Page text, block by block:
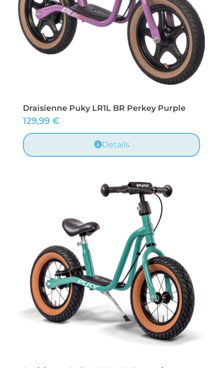
Draisienne Puky LR1L BR Perkey Purple
129,99 €
Details